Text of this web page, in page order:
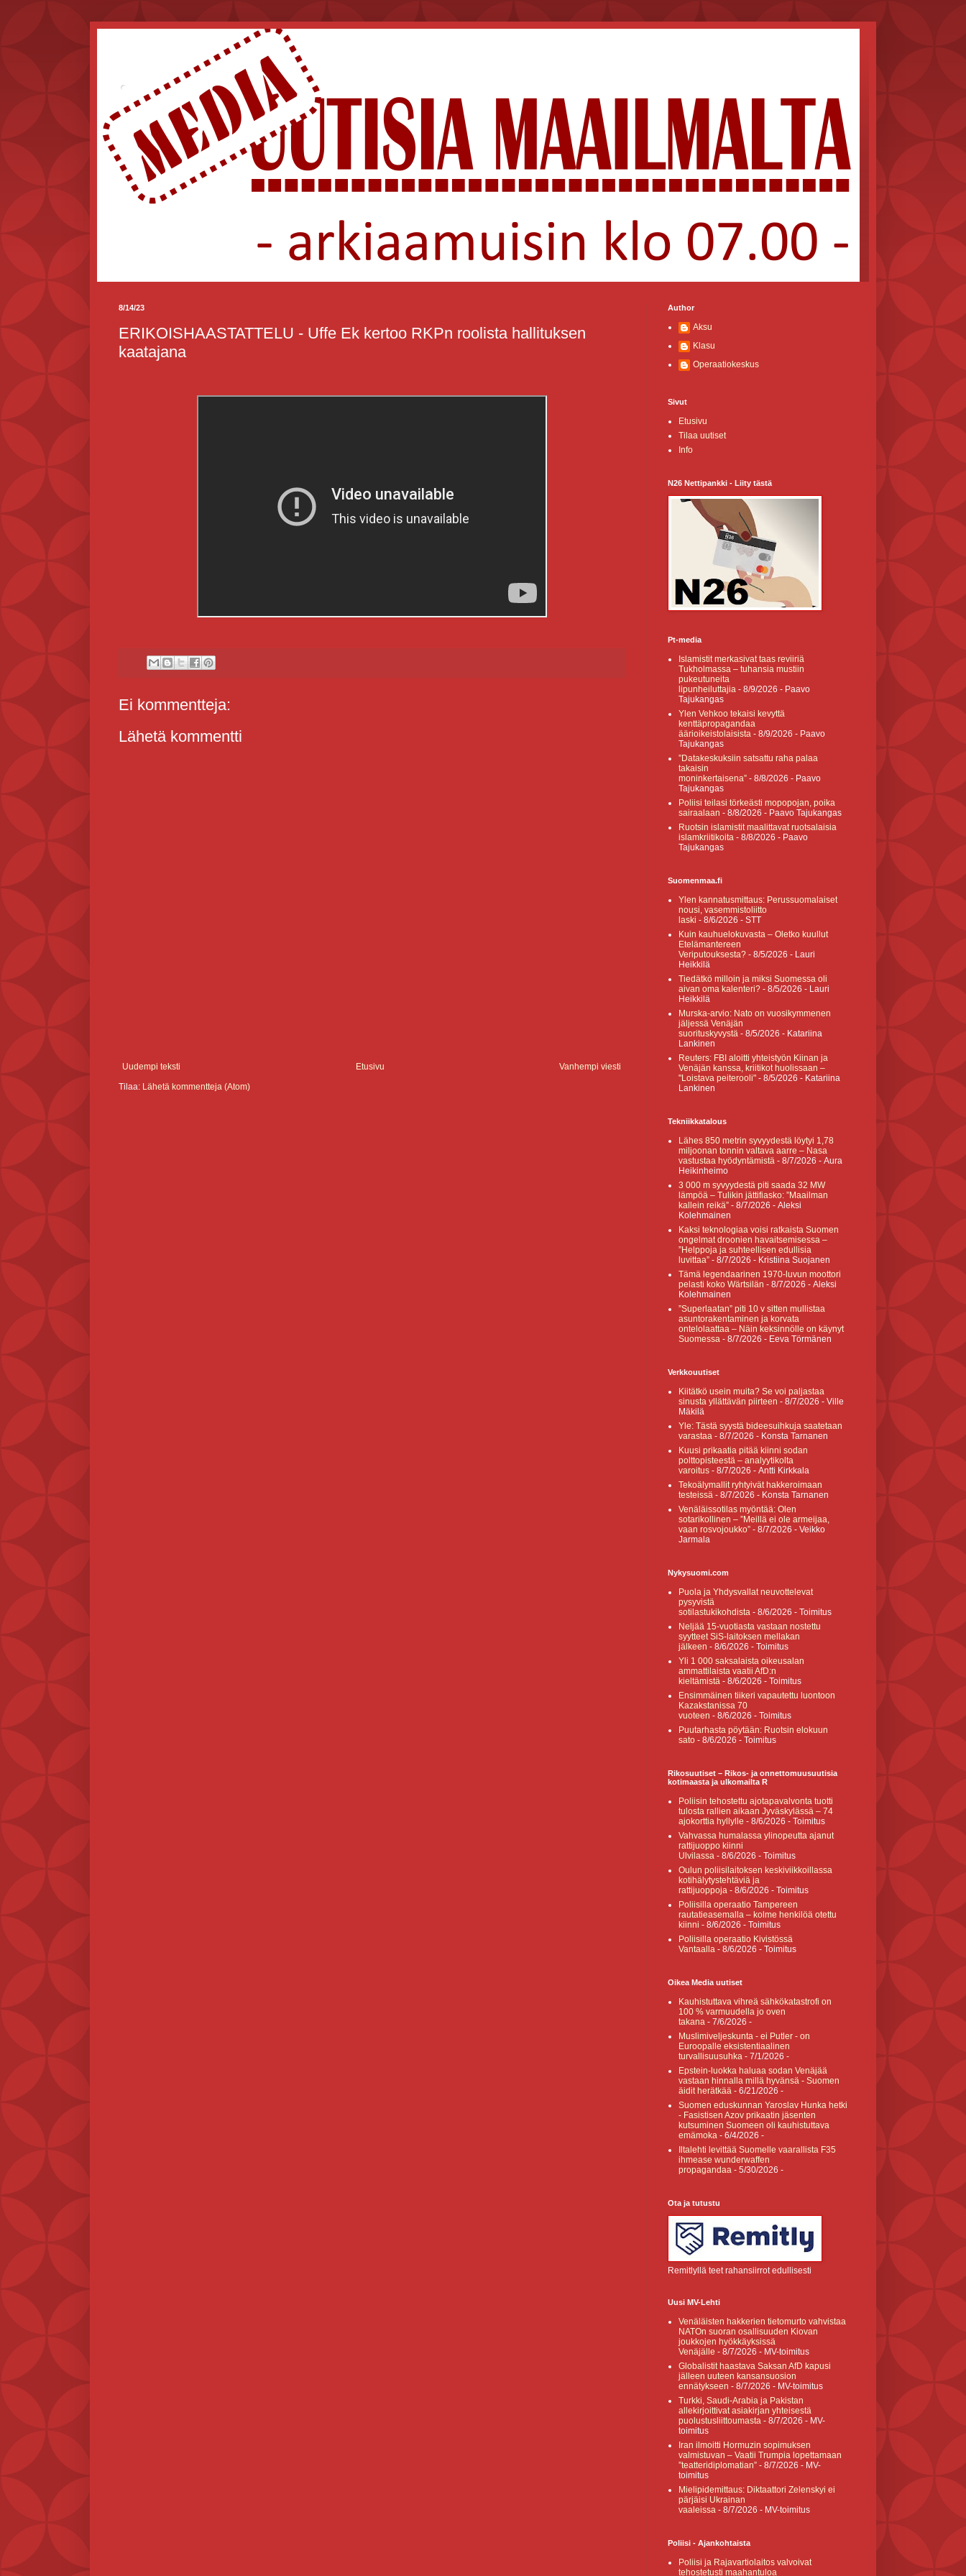
.
8/14/23
ERIKOISHAASTATTELU - Uffe Ek kertoo RKPn roolista hallituksen
kaatajana
Ei kommentteja:
Lähetä kommentti
Uudempi teksti Vanhempi viesti
Etusivu
Tilaa: Lähetä kommentteja (Atom)
Author
Aksu
Klasu
Operaatiokeskus
Sivut
Etusivu
Tilaa uutiset
Info
N26 Nettipankki - Liity tästä
Pt-media
Islamistit merkasivat taas reviiriä
Tukholmassa – tuhansia mustiin
pukeutuneita
lipunheiluttajia - 8/9/2026 - Paavo
Tajukangas
Ylen Vehkoo tekaisi kevyttä
kenttäpropagandaa
äärioikeistolaisista - 8/9/2026 - Paavo
Tajukangas
”Datakeskuksiin satsattu raha palaa
takaisin
moninkertaisena” - 8/8/2026 - Paavo
Tajukangas
Poliisi teilasi törkeästi mopopojan, poika
sairaalaan - 8/8/2026 - Paavo Tajukangas
Ruotsin islamistit maalittavat ruotsalaisia
islamkriitikoita - 8/8/2026 - Paavo
Tajukangas
Suomenmaa.fi
Ylen kannatusmittaus: Perussuomalaiset
nousi, vasemmistoliitto
laski - 8/6/2026 - STT
Kuin kauhuelokuvasta – Oletko kuullut
Etelämantereen
Veriputouksesta? - 8/5/2026 - Lauri
Heikkilä
Tiedätkö milloin ja miksi Suomessa oli
aivan oma kalenteri? - 8/5/2026 - Lauri
Heikkilä
Murska-arvio: Nato on vuosikymmenen
jäljessä Venäjän
suorituskyvystä - 8/5/2026 - Katariina
Lankinen
Reuters: FBI aloitti yhteistyön Kiinan ja
Venäjän kanssa, kriitikot huolissaan –
"Loistava peiterooli" - 8/5/2026 - Katariina
Lankinen
Tekniikkatalous
Lähes 850 metrin syvyydestä löytyi 1,78
miljoonan tonnin valtava aarre – Nasa
vastustaa hyödyntämistä - 8/7/2026 - Aura
Heikinheimo
3 000 m syvyydestä piti saada 32 MW
lämpöä – Tulikin jättifiasko: ”Maailman
kallein reikä” - 8/7/2026 - Aleksi
Kolehmainen
Kaksi teknologiaa voisi ratkaista Suomen
ongelmat droonien havaitsemisessa –
”Helppoja ja suhteellisen edullisia
luvittaa” - 8/7/2026 - Kristiina Suojanen
Tämä legendaarinen 1970-luvun moottori
pelasti koko Wärtsilän - 8/7/2026 - Aleksi
Kolehmainen
”Superlaatan” piti 10 v sitten mullistaa
asuntorakentaminen ja korvata
ontelolaattaa – Näin keksinnölle on käynyt
Suomessa - 8/7/2026 - Eeva Törmänen
Verkkouutiset
Kiitätkö usein muita? Se voi paljastaa
sinusta yllättävän piirteen - 8/7/2026 - Ville
Mäkilä
Yle: Tästä syystä bideesuihkuja saatetaan
varastaa - 8/7/2026 - Konsta Tarnanen
Kuusi prikaatia pitää kiinni sodan
polttopisteestä – analyytikolta
varoitus - 8/7/2026 - Antti Kirkkala
Tekoälymallit ryhtyivät hakkeroimaan
testeissä - 8/7/2026 - Konsta Tarnanen
Venäläissotilas myöntää: Olen
sotarikollinen – ”Meillä ei ole armeijaa,
vaan rosvojoukko” - 8/7/2026 - Veikko
Jarmala
Nykysuomi.com
Puola ja Yhdysvallat neuvottelevat
pysyvistä
sotilastukikohdista - 8/6/2026 - Toimitus
Neljää 15-vuotiasta vastaan nostettu
syytteet SiS-laitoksen mellakan
jälkeen - 8/6/2026 - Toimitus
Yli 1 000 saksalaista oikeusalan
ammattilaista vaatii AfD:n
kieltämistä - 8/6/2026 - Toimitus
Ensimmäinen tiikeri vapautettu luontoon
Kazakstanissa 70
vuoteen - 8/6/2026 - Toimitus
Puutarhasta pöytään: Ruotsin elokuun
sato - 8/6/2026 - Toimitus
Rikosuutiset – Rikos- ja onnettomuusuutisia
kotimaasta ja ulkomailta R
Poliisin tehostettu ajotapavalvonta tuotti
tulosta rallien aikaan Jyväskylässä – 74
ajokorttia hyllylle - 8/6/2026 - Toimitus
Vahvassa humalassa ylinopeutta ajanut
rattijuoppo kiinni
Ulvilassa - 8/6/2026 - Toimitus
Oulun poliisilaitoksen keskiviikkoillassa
kotihälytystehtäviä ja
rattijuoppoja - 8/6/2026 - Toimitus
Poliisilla operaatio Tampereen
rautatieasemalla – kolme henkilöä otettu
kiinni - 8/6/2026 - Toimitus
Poliisilla operaatio Kivistössä
Vantaalla - 8/6/2026 - Toimitus
Oikea Media uutiset
Kauhistuttava vihreä sähkökatastrofi on
100 % varmuudella jo oven
takana - 7/6/2026 -
Muslimiveljeskunta - ei Putler - on
Euroopalle eksistentiaalinen
turvallisuusuhka - 7/1/2026 -
Epstein-luokka haluaa sodan Venäjää
vastaan hinnalla millä hyvänsä - Suomen
äidit herätkää - 6/21/2026 -
Suomen eduskunnan Yaroslav Hunka hetki
- Fasistisen Azov prikaatin jäsenten
kutsuminen Suomeen oli kauhistuttava
emämoka - 6/4/2026 -
Iltalehti levittää Suomelle vaarallista F35
ihmease wunderwaffen
propagandaa - 5/30/2026 -
Ota ja tutustu
Remitlyllä teet rahansiirrot edullisesti
Uusi MV-Lehti
Venäläisten hakkerien tietomurto vahvistaa
NATOn suoran osallisuuden Kiovan
joukkojen hyökkäyksissä
Venäjälle - 8/7/2026 - MV-toimitus
Globalistit haastava Saksan AfD kapusi
jälleen uuteen kansansuosion
ennätykseen - 8/7/2026 - MV-toimitus
Turkki, Saudi-Arabia ja Pakistan
allekirjoittivat asiakirjan yhteisestä
puolustusliittoumasta - 8/7/2026 - MV-
toimitus
Iran ilmoitti Hormuzin sopimuksen
valmistuvan – Vaatii Trumpia lopettamaan
”teatteridiplomatian” - 8/7/2026 - MV-
toimitus
Mielipidemittaus: Diktaattori Zelenskyi ei
pärjäisi Ukrainan
vaaleissa - 8/7/2026 - MV-toimitus
Poliisi - Ajankohtaista
Poliisi ja Rajavartiolaitos valvoivat
tehostetusti maahantuloa